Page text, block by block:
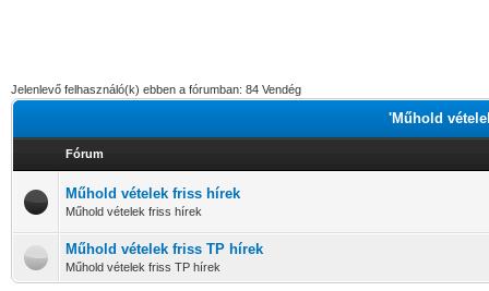
Jelenlevő felhasználó(k) ebben a fórumban: 84 Vendég
'Műhold
Fórum
Műhold vételek friss hírek
Műhold vételek friss hírek
Műhold vételek friss TP hírek
Műhold vételek friss TP hírek